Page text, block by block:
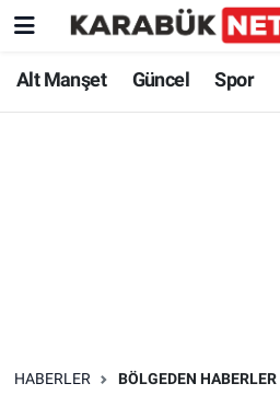
Alt Manşet Güncel Spor
HABERLER BÖLGEDEN HABERLER